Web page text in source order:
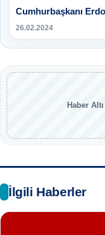
Cumhurbaşkanı
26.02.2024
Haber
İlgili Haberler